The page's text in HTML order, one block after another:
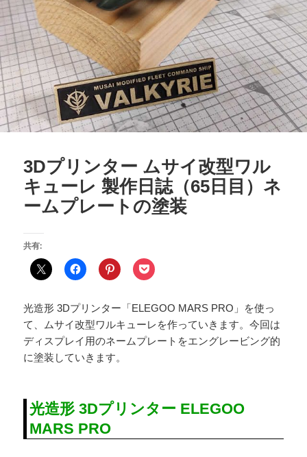
3Dプリンター ムサイ改型ワル
キューレ 製作日誌（65日目）ネ
ームプレートの塗装
共有:
光造形 3Dプリンター「ELEGOO MARS PRO」を使っ
て、ムサイ改型ワルキューレを作っていきます。今回は
ディスプレイ用のネームプレートをエングレービング的
に塗装していきます。
光造形 3Dプリンター ELEGOO
MARS PRO